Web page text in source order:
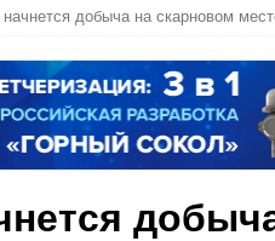
добыча на скарновом